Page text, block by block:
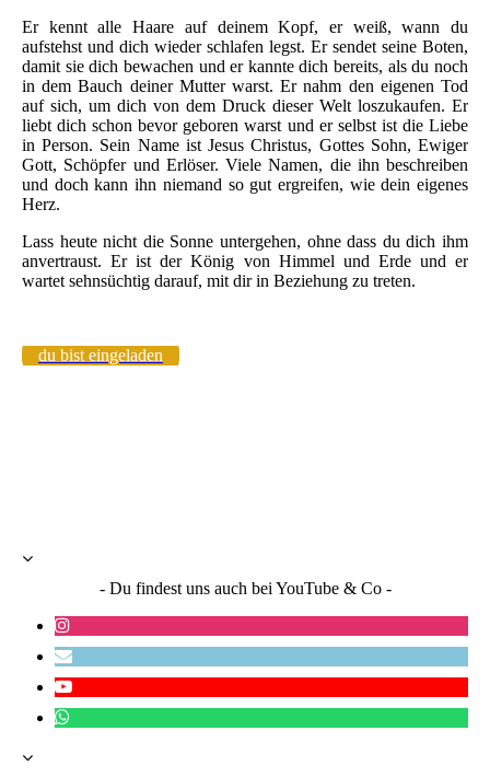
Er kennt alle Haare auf deinem Kopf, er weiß, wann du
aufstehst und dich wieder schlafen legst. Er sendet seine Boten,
damit sie dich bewachen und er kannte dich bereits, als du noch
in dem Bauch deiner Mutter warst. Er nahm den eigenen Tod
auf sich, um dich von dem Druck dieser Welt loszukaufen. Er
liebt dich schon bevor geboren warst und er selbst ist die Liebe
in Person. Sein Name ist Jesus Christus, Gottes Sohn, Ewiger
Gott, Schöpfer und Erlöser. Viele Namen, die ihn beschreiben
und doch kann ihn niemand so gut ergreifen, wie dein eigenes
Herz.
Lass heute nicht die Sonne untergehen, ohne dass du dich ihm
anvertraust. Er ist der König von Himmel und Erde und er
wartet sehnsüchtig darauf, mit dir in Beziehung zu treten.
du bist eingeladen
- Du findest uns auch bei YouTube & Co -